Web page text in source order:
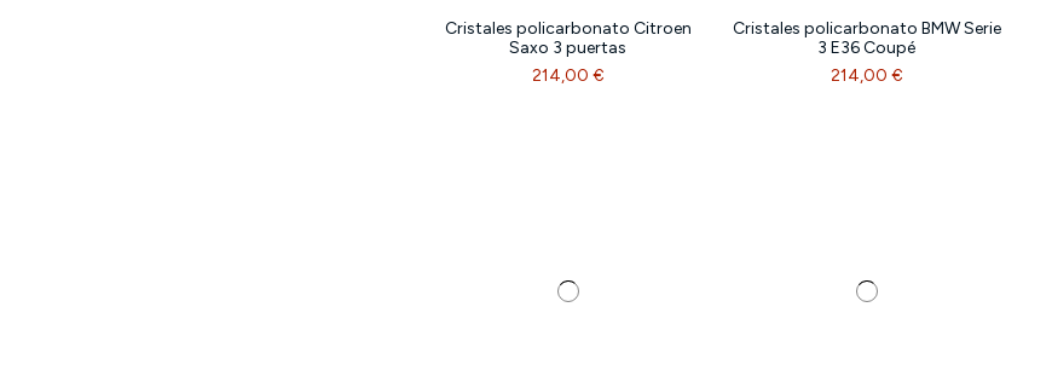
Cristales policarbonato Citroen
Saxo 3 puertas
214,00 €
Cristales policarbonato BMW Serie
3 E36 Coupé
214,00 €